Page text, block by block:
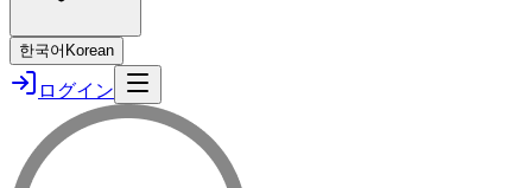
한국어 Korean
ログイン